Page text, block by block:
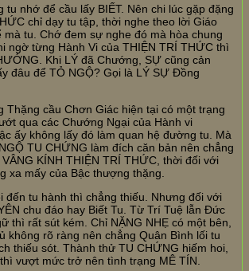
tu nhớ để cầu lấy BIẾT. Nên chi lúc gặp đặng
chỉ dạy tu tập, thời nghe theo lời Giáo
mà tu. Chớ đem sự nghe đó mà hòa chung
ngờ từng Hành Vi của THIỆN TRÍ THỨC thì
Khi LÝ đã Chướng, SỰ cũng cản
đâu để TỎ NGỘ? Gọi là LÝ SỰ Đồng
Thặng cầu Chơn Giác hiện tại có một trạng
qua các Chướng Ngại của Hành vi
ấy không lấy đó làm quan hệ đường tu. Mà
TU CHỨNG làm đích căn bản nên chẳng
KÍNH THIỆN TRÍ THỨC, thời đối với
xa mấy của Bậc thượng thặng.
đến tu hành thì chẳng thiếu. Nhưng đối với
chu đáo hay Biết Tu. Từ Trí Tuệ lẫn Đức
thì rất sút kém. Chỉ NẶNG NHẸ có một bên,
không rõ ràng nên chẳng Quân Bình lối tu
thiếu sót. Thành thử TU CHỨNG hiếm hoi,
vượt mức trở nên tình trạng MÊ TÍN.